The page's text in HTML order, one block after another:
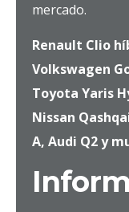
mercado.
Renault Clio
Volkswagen
Toyota Yaris
Nissan
A, Audi Q2 y